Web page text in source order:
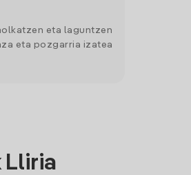
eta laguntzen
eta pozgarria izatea
Lliria